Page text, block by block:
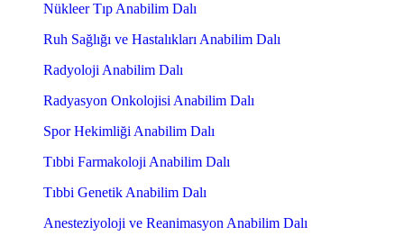
Nükleer Tıp Anabilim Dalı
Ruh Sağlığı ve Hastalıkları Anabilim Dalı
Radyoloji Anabilim Dalı
Radyasyon Onkolojisi Anabilim Dalı
Spor Hekimliği Anabilim Dalı
Tıbbi Farmakoloji Anabilim Dalı
Tıbbi Genetik Anabilim Dalı
Anesteziyoloji ve Reanimasyon Anabilim Dalı